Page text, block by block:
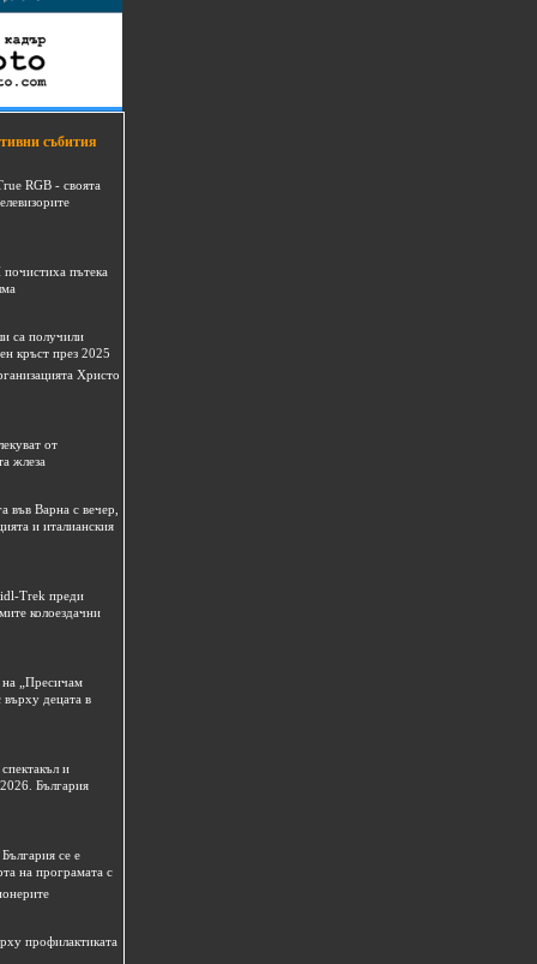
събития
RGB - своята
пътека
са получили
кръст през 2025
Христо
от
жлеза
във Варна с вечер,
и италианския
Trek преди
колоездачни
на „Пресичам
децата в
и
България
се е
на програмата с
профилактиката